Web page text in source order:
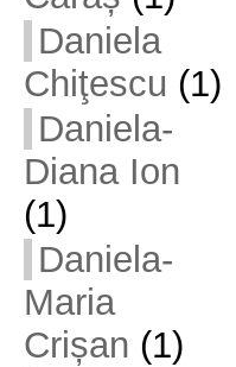
Daniela
Chiţescu (1)
Daniela-
Diana Ion
(1)
Daniela-
Maria
Crișan (1)